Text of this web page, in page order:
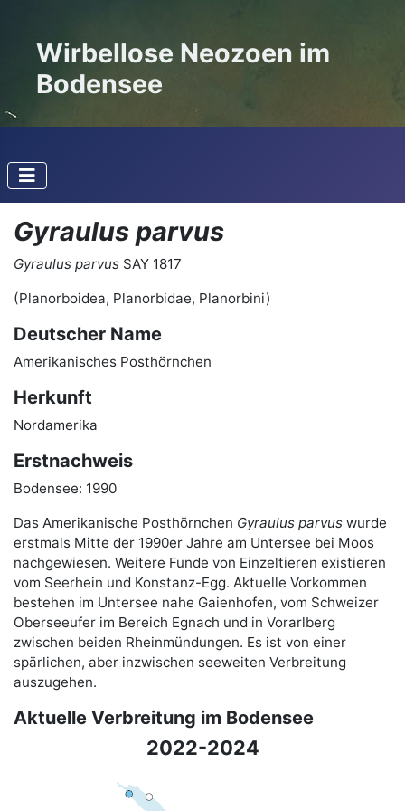
Wirbellose Neozoen im
Bodensee
Gyraulus parvus
Gyraulus parvus SAY 1817
(Planorboidea, Planorbidae, Planorbini)
Deutscher Name
Amerikanisches Posthörnchen
Herkunft
Nordamerika
Erstnachweis
Bodensee: 1990
Das Amerikanische Posthörnchen Gyraulus parvus wurde
erstmals Mitte der 1990er Jahre am Untersee bei Moos
nachgewiesen. Weitere Funde von Einzeltieren existieren
vom Seerhein und Konstanz-Egg. Aktuelle Vorkommen
bestehen im Untersee nahe Gaienhofen, vom Schweizer
Oberseeufer im Bereich Egnach und in Vorarlberg
zwischen beiden Rheinmündungen. Es ist von einer
spärlichen, aber inzwischen seeweiten Verbreitung
auszugehen.
Aktuelle Verbreitung im Bodensee
2022-2024